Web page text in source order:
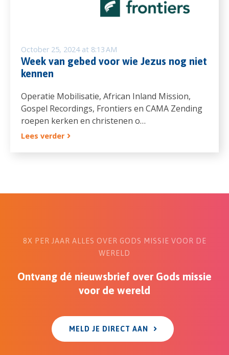
October 25, 2024 at 8:13 AM
Week van gebed voor wie Jezus nog niet
kennen
Operatie Mobilisatie, African Inland Mission,
Gospel Recordings, Frontiers en CAMA Zending
roepen kerken en christenen o…
Lees verder
8X PER JAAR ALLES OVER GODS MISSIE VOOR DE
WERELD
Ontvang dé nieuwsbrief over Gods missie
voor de wereld
MELD JE DIRECT AAN